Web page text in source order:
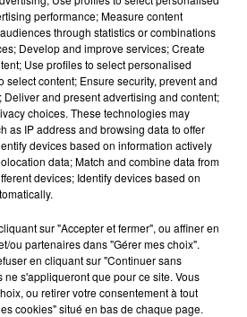
2 min 54 sec
sec
du 13.05.2026
performance; Measure content
through statistics or combinations
Develop and improve services; Create
Use profiles to select personalised
select content; Ensure security, prevent and
Deliver and present advertising and content;
choices. These technologies may
as IP address and browsing data to offer
devices based on information actively
data; Match and combine data from
devices; Identify devices based on
sur "Accepter et fermer", ou affiner en
ou partenaires dans "Gérer mes choix".
en cliquant sur "Continuer sans
ne s'appliqueront que pour ce site. Vous
ou retirer votre consentement à tout
cookies" situé en bas de chaque page.